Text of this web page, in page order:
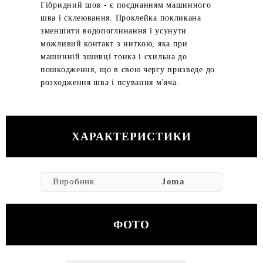
Гібридний шов - є поєднанням машинного
шва і склеювання. Проклейка покликана
зменшити водопоглинання і усунути
можливий контакт з ниткою, яка при
машинній зшивці тонка і схильна до
пошкодження, що в свою чергу призведе до
розходження шва і псування м'яча.
ХАРАКТЕРИСТИКИ
Виробник Joma
ФОТО